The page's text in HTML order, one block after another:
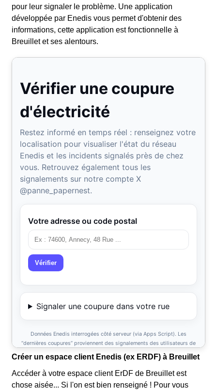
pour leur signaler le problème. Une application
développée par Enedis vous permet d'obtenir des
informations, cette application est fonctionnelle à
Breuillet et ses alentours.
Créer un espace client Enedis (ex ERDF) à Breuillet
Accéder à votre espace client ErDF de Breuillet est
chose aisée... Si l'on est bien renseigné ! Pour vous